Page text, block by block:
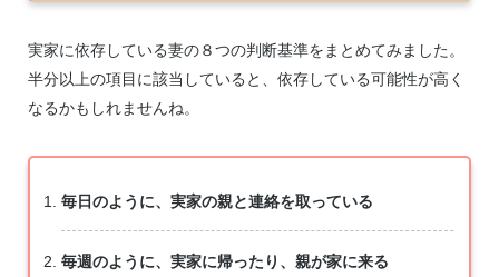
実家に依存している妻の８つの判断基準をまとめてみました。
半分以上の項目に該当していると、依存している可能性が高く
なるかもしれませんね。
毎日のように、実家の親と連絡を取っている
毎週のように、実家に帰ったり、親が家に来る